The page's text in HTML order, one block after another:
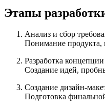
Этапы
Анализ и сбор
Понимание продукта,
Разработка концепции
Создание идей,
Создание дизайн-
Подготовка